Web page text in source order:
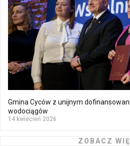
Gmina Cyców z unijnym
wodociągów
14 kwiecień 2026
ZOBACZ